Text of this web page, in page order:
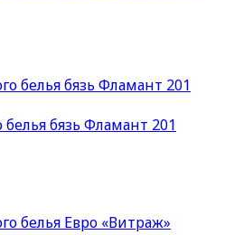
бязь Фламант 201